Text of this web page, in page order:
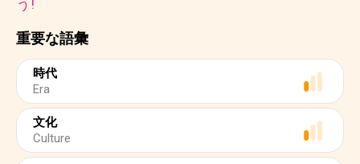
重要な語彙
時代
Era
文化
Culture
う!